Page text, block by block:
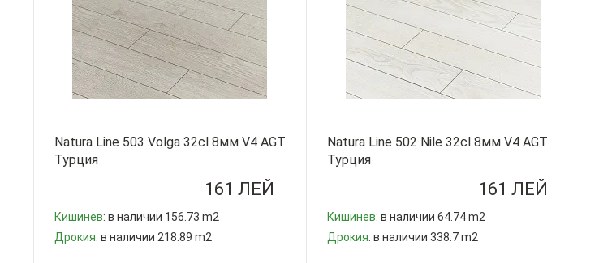
Natura Line 503 Volga 32cl 8мм V4 AGT
Турция
161 ЛЕЙ
Кишинев: в наличии 156.73 m2
Дрокия: в наличии 218.89 m2
Natura Line 502 Nile 32cl 8мм V4 AGT
Турция
161 ЛЕЙ
Кишинев: в наличии 64.74 m2
Дрокия: в наличии 338.7 m2